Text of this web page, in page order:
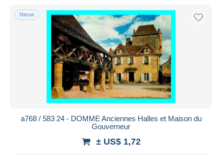
Nieuw
a768 / 583 24 - DOMME Anciennes Halles et Maison du
Gouverneur
± US$ 1,72